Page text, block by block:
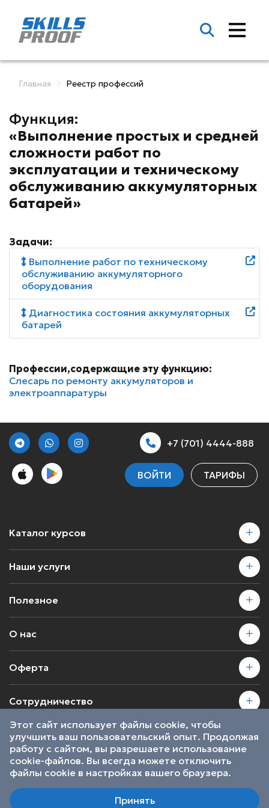
Главная Реестр профессий
Функция:
«Выполнение простых и средней
сложности работ по
эксплуатации и техническому
обслуживанию аккумуляторных
батарей»
Задачи:
Выполнение работ по техническому
обслуживанию аккумуляторного
оборудования
Диагностика состояния аккумуляторных
батарей
Профессии,содержащие эту функцию:
Слесарь по ремонту аккумуляторов и
электроаппаратуры
+7 (701) 4444-888
ВОЙТИ ТАРИФЫ
Каталог курсов
Наши услуги
Полезное
О нас
Оферта
Сотрудничество
2026 © SkillsProof | Все права защищены
Пользовательское соглашение
Являемся участниками
Этот сайт использует файлы cookie, чтобы
улучшить ваш пользовательский опыт. Продолжая
работу с сайтом, вы разрешаете использование
cookie-файлов. Вы всегда можете отключить
файлы cookie в настройках вашего браузера.
Принять